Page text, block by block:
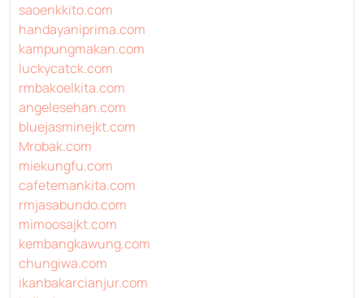
saoenkkito.com
handayaniprima.com
kampungmakan.com
luckycatck.com
rmbakoelkita.com
angelesehan.com
bluejasminejkt.com
Mrobak.com
miekungfu.com
cafetemankita.com
rmjasabundo.com
mimoosajkt.com
kembangkawung.com
chungiwa.com
ikanbakarcianjur.com